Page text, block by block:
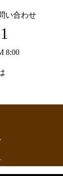
い合わせ
8:00